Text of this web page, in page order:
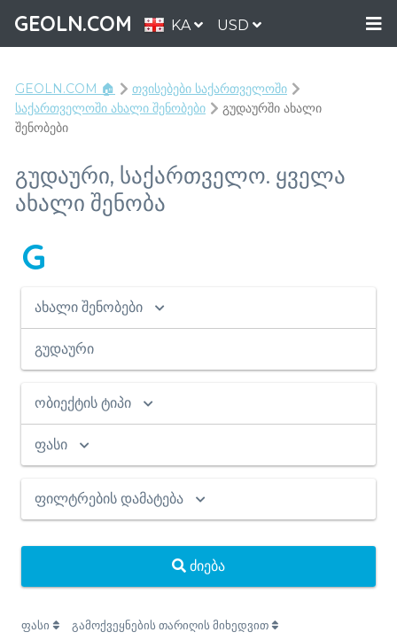
GEOLN.COM KA USD
GEOLN.COM 🏠
თვისებები საქართველოში
საქართველოში ახალი შენობები
გუდაურში ახალი
შენობები
გუდაური, საქართველო. ყველა
ახალი შენობა
G
ახალი შენობები
გუდაური
ობიექტის ტიპი
ფასი
ფილტრების დამატება
ძიება
ფასი
გამოქვეყნების თარიღის მიხედვით